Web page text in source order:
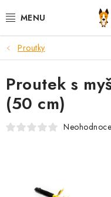
na
DOPORUČUJEME
VÝPRODEJ SKLADU
PSI
Proutky
Proutek s
(50 cm)